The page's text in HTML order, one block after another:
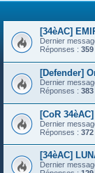
[34èAC]
Dernier
Réponses : 359
[Defender]
Dernier
Réponses : 383
[CoR
Dernier
Réponses : 372
[34èAC]
Dernier